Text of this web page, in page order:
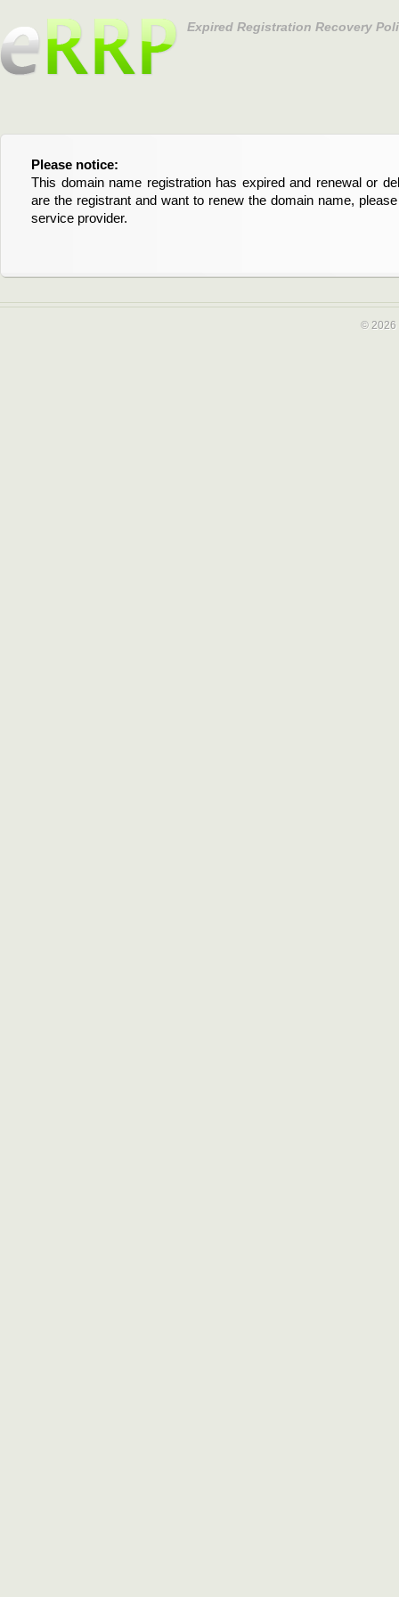
Expired Registration Recovery
Please notice:
This domain name registration has expired and renewal or
are the registrant and want to renew the domain name,
service provider.
Bitte beachten Sie:
Diese Domainregistrierung ist abgelaufen und die
Domain stehen an. Wenn Sie der Registrant sind und
verlängern möchten, kontaktieren Sie bitte Ihren Service-
© 2026